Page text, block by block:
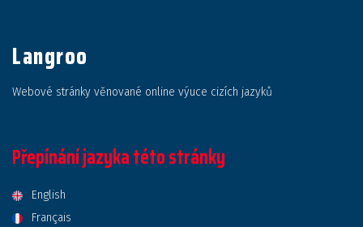
Langroo
Webové stránky věnované online výuce cizích jazyků
Přepínání jazyka této stránky
English
Français